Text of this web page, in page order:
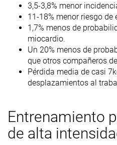
3,5-3,8% menor
11-18% menor riesgo
1,7% menos de
miocardio.
Un 20% menos de
que otros compañeros
Pérdida media de casi
desplazamientos al
Entrenamiento
de alta